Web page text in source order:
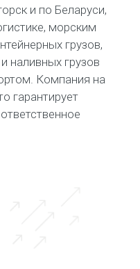
и по Беларуси,
морским
грузов,
наливных грузов
Компания на
гарантирует